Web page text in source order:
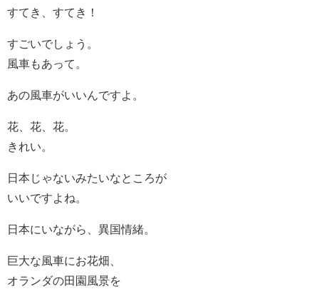
すてき、すてき！
すごいでしょう。
風車もあって。
あの風車がいいんですよ。
花、花、花。
きれい。
日本じゃないみたいなところが
いいですよね。
日本にいながら、異国情緒。
巨大な風車にお花畑、
オランダの田園風景を